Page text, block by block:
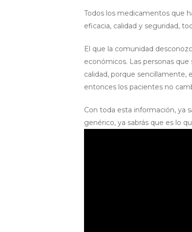
Todos los medicamentos que
eficacia, calidad y seguridad,
El que la comunidad
económicos. Las personas
calidad, porque sencillamente,
entonces los pacientes no
Con toda esta información, ya
genérico, ya sabrás que es lo